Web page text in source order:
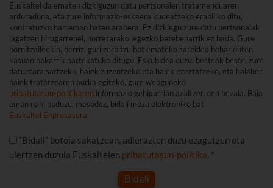
Euskaltel da ematen dizkiguzun datu pertsonalen tratamenduaren
arduraduna, eta zure informazio-eskaera kudeatzeko erabiliko ditu,
kontratuzko harreman baten arabera. Ez dizkiegu zure datu pertsonalak
lagatzen hirugarrenei, horretarako legezko betebeharrik ez bada. Gure
hornitzaileekin, berriz, guri zerbitzu bat emateko sarbidea behar duten
kasuan bakarrik partekatuko ditugu. Eskubidea duzu, besteak beste, zure
datuetara sartzeko, haiek zuzentzeko eta haiek ezeztatzeko, eta halaber
haiek tratatzearen aurka egiteko, gure webguneko
pribatutasun-politikaren informazio gehigarrian azaltzen den bezala. Baja
eman nahi baduzu, mesedez, bidali mezu elektroniko bat
Euskaltel Enpresasera.
“Bidali” botoia sakatzean, adierazten duzu ezagutzen eta
ulertzen duzula Euskaltelen pribatutasun-politika. *
Bidali